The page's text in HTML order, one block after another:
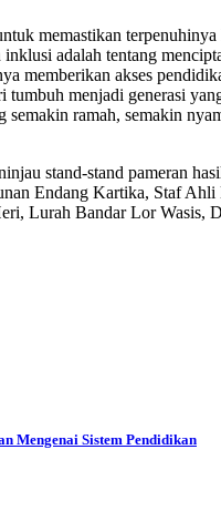
memastikan
adalah tentang
memberikan akses
menjadi generasi
ramah, semakin
stand-stand pameran
Endang Kartika, Staf
Lurah Bandar Lor Wasis,
Mengenai Sistem Pendidikan